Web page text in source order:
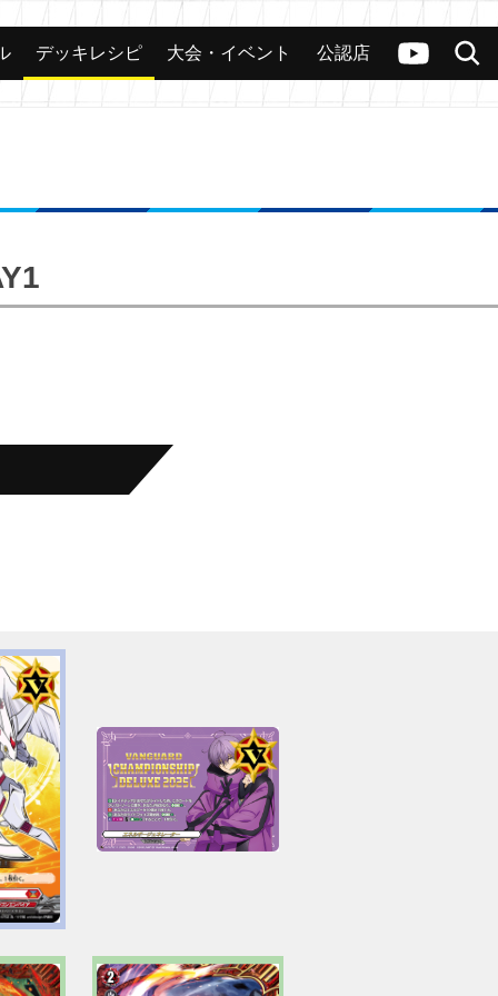
ヴァンガードch
検索
カード 大会 公認店舗 その他
デッキレシピ 大会・イベント 公認店